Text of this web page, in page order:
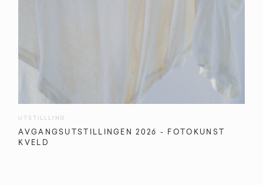
UTSTILLLING
AVGANGSUTSTILLINGEN 2026 - FOTOKUNST
KVELD